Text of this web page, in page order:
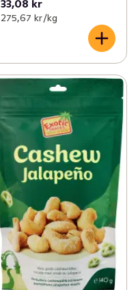
33,08 kr
275,67 kr /kg